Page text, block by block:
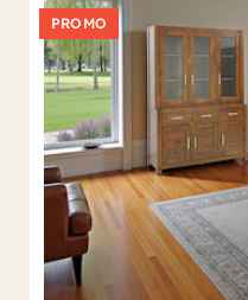
PROMO